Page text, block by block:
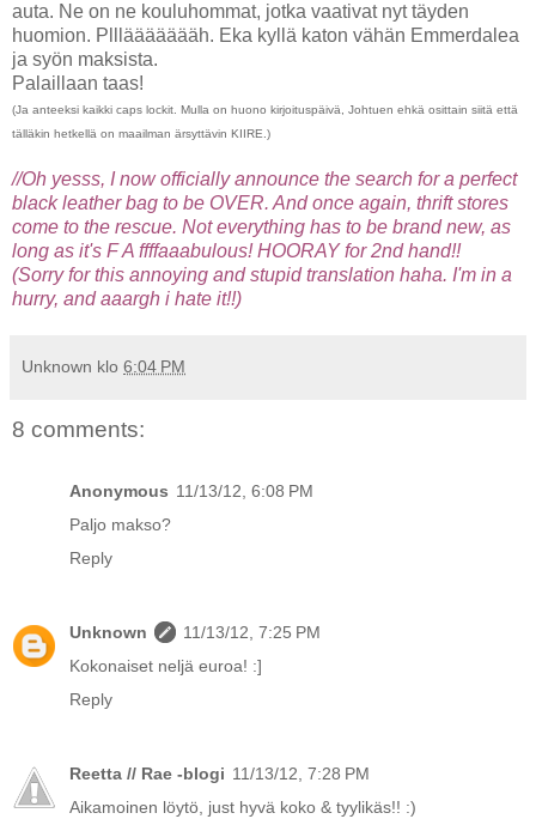
auta. Ne on ne kouluhommat, jotka vaativat nyt täyden
huomion. Pllläääääääh. Eka kyllä katon vähän Emmerdalea
ja syön maksista.
Palaillaan taas!
(Ja anteeksi kaikki caps lockit. Mulla on huono kirjoituspäivä, Johtuen ehkä osittain siitä että
tälläkin hetkellä on maailman ärsyttävin KIIRE.)
//Oh yesss, I now officially announce the search for a perfect
black leather bag to be OVER. And once again, thrift stores
come to the rescue. Not everything has to be brand new, as
long as it's F A ffffaaabulous! HOORAY for 2nd hand!!
(Sorry for this annoying and stupid translation haha. I'm in a
hurry, and aaargh i hate it!!)
Unknown klo 6:04 PM
8 comments:
Anonymous 11/13/12, 6:08 PM
Paljo makso?
Reply
Unknown
11/13/12, 7:25 PM
Kokonaiset neljä euroa! :]
Reply
Reetta // Rae -blogi 11/13/12, 7:28 PM
Aikamoinen löytö, just hyvä koko & tyylikäs!! :)